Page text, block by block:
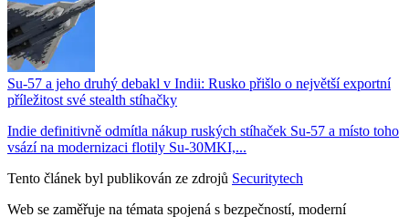
Su-57 a jeho druhý debakl v Indii: Rusko přišlo o největší exportní
příležitost své stealth stíhačky
Indie definitivně odmítla nákup ruských stíhaček Su-57 a místo toho
vsází na modernizaci flotily Su-30MKI,...
Tento článek byl publikován ze zdrojů Securitytech
Web se zaměřuje na témata spojená s bezpečností, moderní